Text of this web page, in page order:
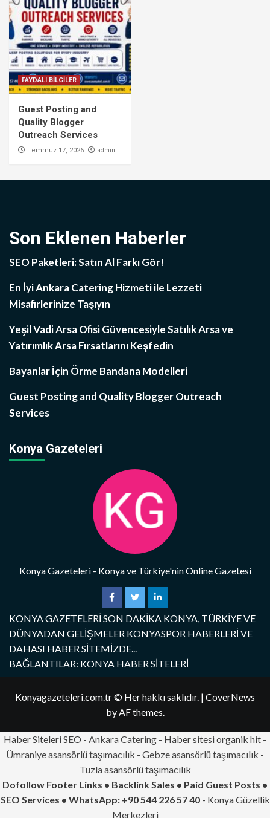
FAYDALI BİLGİLER
Guest Posting and
Quality Blogger
Outreach Services
Temmuz 17, 2026 admin
Son Eklenen Haberler
SEO Paketleri: Satın Al Farkı Gör!
En İyi Ankara Catering Hizmeti ile Lezzeti
Misafirlerinize Taşıyın
Yeşil Vadi Arsa Ofisi Güvencesiyle Satılık Arsa ve
Yatırımlık Arsa Fırsatlarını Keşfedin
Bayanlar İçin Örme Bandana Modelleri
Guest Posting and Quality Blogger Outreach
Services
Konya Gazeteleri
Konya Gazeteleri - Konya ve Türkiye'nin Online Gazetesi
KONYA GAZETELERİ SON DAKİKA KONYA, TÜRKİYE VE
DÜNYADAN GELİŞMELER KONYASPOR HABERLERİ VE
DAHASI HABER SİTEMİZDE...
BAĞLANTILAR: KONYA HABER SİTELERİ
Konyagazeteleri.com.tr © Her hakkı saklıdır. | CoverNews
by AF themes.
Haber Siteleri SEO - Ankara Catering - Haber sitesi organik hit -
Ümraniye asansörlü taşımacılık - Gebze asansörlü taşımacılık -
Tuzla asansörlü taşımacılık
Dofollow Footer Links • Backlink Sales • Paid Guest Posts •
SEO Services • WhatsApp: +90 544 226 57 40- Konya Güzellik
Merkezleri